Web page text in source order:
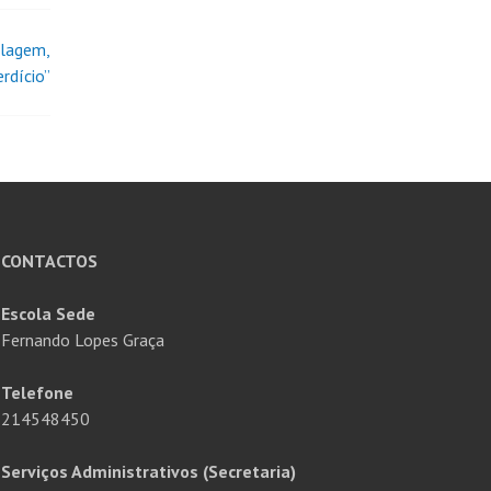
CONTACTOS
Escola Sede
Fernando Lopes Graça
Telefone
214548450
Serviços Administrativos (Secretaria)